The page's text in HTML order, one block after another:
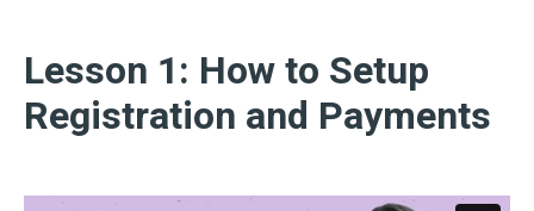
Lesson 1: How to Setup
Registration and Payments